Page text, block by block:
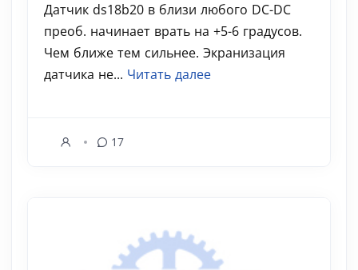
Датчик ds18b20 в близи любого DC-DC
преоб. начинает врать на +5-6 градусов.
Чем ближе тем сильнее. Экранизация
датчика не... Читать далее
17